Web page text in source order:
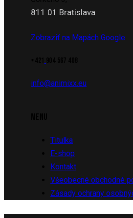
811 01 Bratislava
Zobraziť na Mapách Google
info@animixx.eu
Titulka
E-shop
Kontakt
Všeobecné obchodné
Zásady ochrany